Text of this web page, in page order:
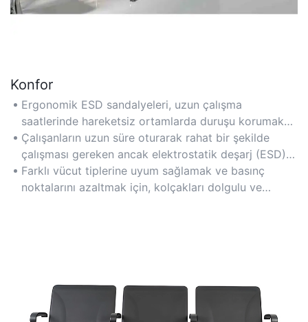
Konfor
Ergonomik ESD sandalyeleri, uzun çalışma
saatlerinde hareketsiz ortamlarda duruşu korumak
için ayarlanabilir bel desteği ve nefes alabilen file
sırtlık özelliklerine sahiptir.
Çalışanların uzun süre oturarak rahat bir şekilde
çalışması gereken ancak elektrostatik deşarj (ESD)
korumasından ödün vermeyen ofis ortamları, temiz
odalar veya üretim alanları için uygundur.
Farklı vücut tiplerine uyum sağlamak ve basınç
noktalarını azaltmak için, kolçakları dolgulu ve